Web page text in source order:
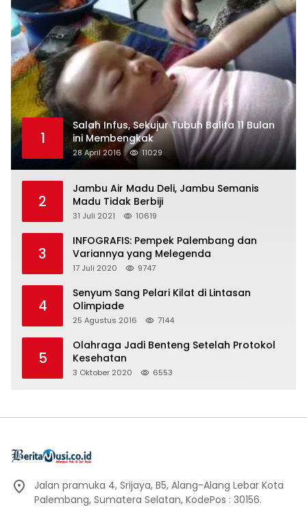
1
Salah Infus, Sekujur Tubuh Balita 11 Bulan
ini Membengkak
28 April 2016 11029
2
Jambu Air Madu Deli, Jambu Semanis
Madu Tidak Berbiji
31 Juli 2021 10619
3
INFOGRAFIS: Pempek Palembang dan
Variannya yang Melegenda
17 Juli 2020 9747
4
Senyum Sang Pelari Kilat di Lintasan
Olimpiade
25 Agustus 2016 7144
5
Olahraga Jadi Benteng Setelah Protokol
Kesehatan
3 Oktober 2020 6553
Jalan pramuka 4, Srijaya, B5, Alang-Alang Lebar Kota
Palembang, Sumatera Selatan, KodePos : 30156.